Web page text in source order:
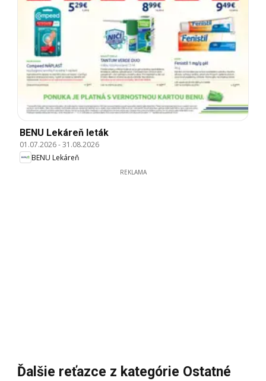
BENU Lekáreň leták
01.07.2026-31.08.2026
BENU Lekáreň
REKLAMA
Ďalšie reťazce z kategórie Ostatné